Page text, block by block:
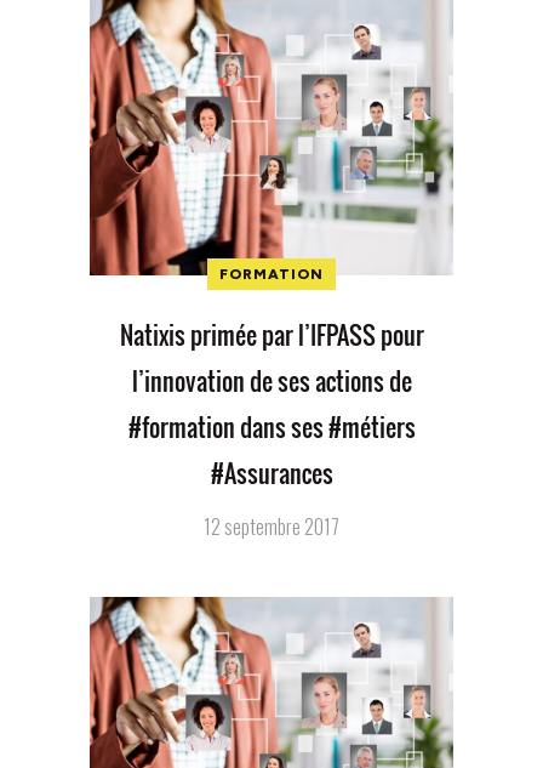
FORMATION
Natixis primée par l’IFPASS pour
l’innovation de ses actions de
#formation dans ses #métiers
#Assurances
12 septembre 2017